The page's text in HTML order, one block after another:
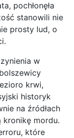
pochłonęła
stanowili nie
prosty lud, o
w
krwi,
historyk
na źródłach
kronikę mordu.
które